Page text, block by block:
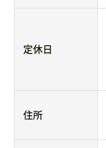
定休日
住所